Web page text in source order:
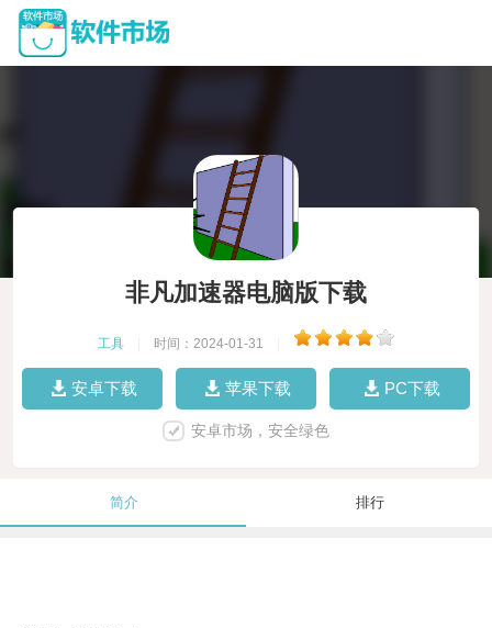
非凡加速器电脑版下载
工具 时间：2024-01-31
安卓下载 苹果下载 PC下载
安卓市场，安全绿色
简介 排行